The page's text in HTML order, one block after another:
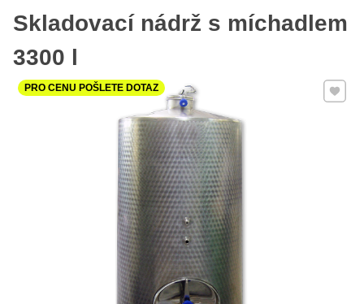
Skladovací nádrž s míchadlem
3300 l
Přidat
PRO CENU POŠLETE DOTAZ